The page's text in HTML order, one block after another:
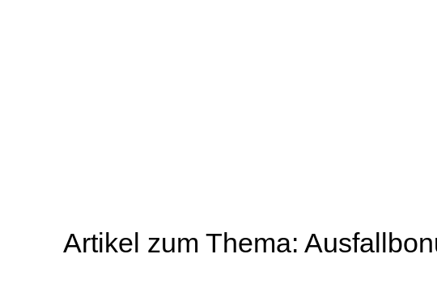
Artikel zum Thema: